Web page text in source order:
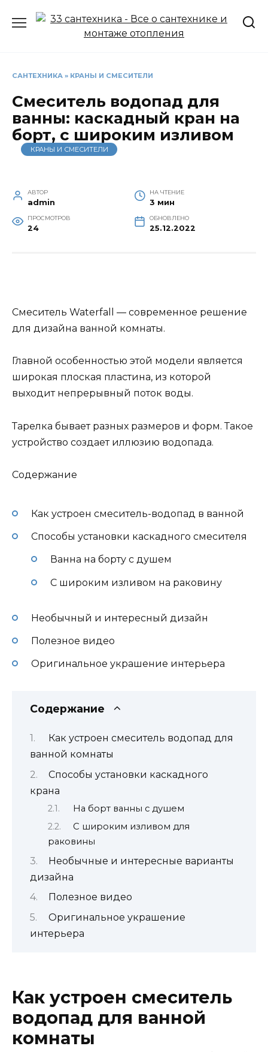
САНТЕХНИКА » КРАНЫ И СМЕСИТЕЛИ
Смеситель водопад для
ванны: каскадный кран на
борт, с широким изливом
КРАНЫ И СМЕСИТЕЛИ
АВТОР
admin
НА ЧТЕНИЕ
3 мин
ПРОСМОТРОВ
24
ОБНОВЛЕНО
25.12.2022
Смеситель Waterfall — современное решение
для дизайна ванной комнаты.
Главной особенностью этой модели является
широкая плоская пластина, из которой
выходит непрерывный поток воды.
Тарелка бывает разных размеров и форм. Такое
устройство создает иллюзию водопада.
Содержание
Как устроен смеситель-водопад в ванной
Способы установки каскадного смесителя
Ванна на борту с душем
С широким изливом на раковину
Необычный и интересный дизайн
Полезное видео
Оригинальное украшение интерьера
Содержание
Как устроен смеситель водопад для
ванной комнаты
Способы установки каскадного
крана
На борт ванны с душем
С широким изливом для
раковины
Необычные и интересные варианты
дизайна
Полезное видео
Оригинальное украшение
интерьера
Как устроен смеситель
водопад для ванной
комнаты